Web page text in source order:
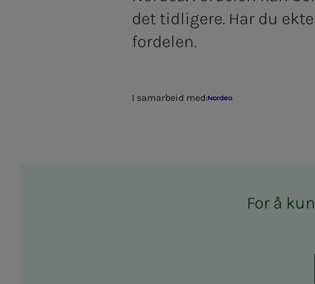
det tidligere. Har du
fordelen.
I samarbeid med:
Nordea
For å